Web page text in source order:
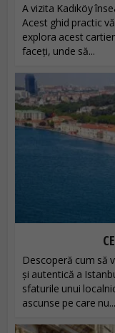
A vizita Kadıköy
Acest ghid practic
explora acest
faceți, unde să...
Descoperă cum să
și autentică a
sfaturile unui
ascunse pe care nu...